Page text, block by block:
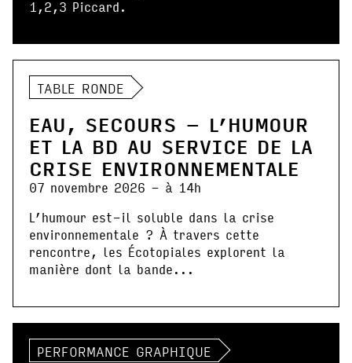
1,2,3 Piccard.
TABLE RONDE
EAU, SECOURS – L’HUMOUR
ET LA BD AU SERVICE DE LA
CRISE ENVIRONNEMENTALE
07 novembre 2026 - à 14h
L’humour est-il soluble dans la crise
environnementale ? À travers cette
rencontre, les Écotopiales explorent la
manière dont la bande...
PERFORMANCE GRAPHIQUE